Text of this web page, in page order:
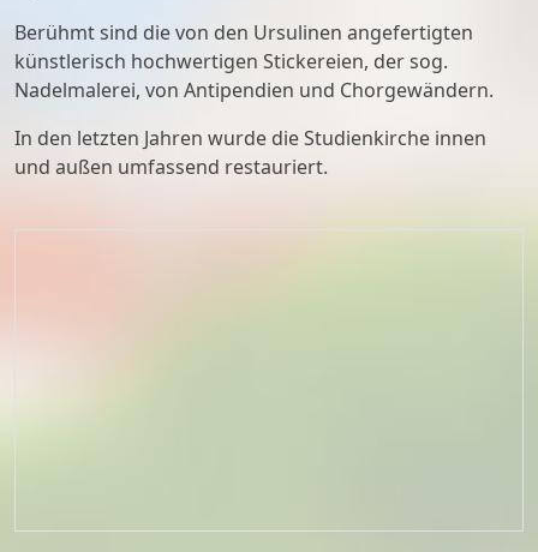
Berühmt sind die von den Ursulinen angefertigten
künstlerisch hochwertigen Stickereien, der sog.
Nadelmalerei, von Antipendien und Chorgewändern.
In den letzten Jahren wurde die Studienkirche innen
und außen umfassend restauriert.